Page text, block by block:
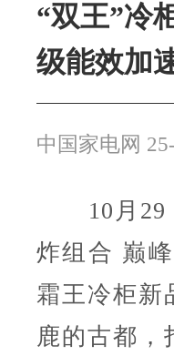
“双王”冷
级能效加
中国家电网
10月29
炸组合 巅
霜王冷柜新
鹿的古都，